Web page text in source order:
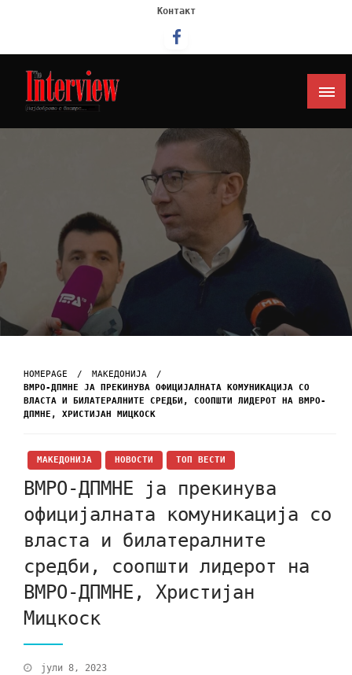
Контакт
Интервју
HOMEPAGE
МАКЕДОНИЈА
ВМРО-ДПМНЕ ЈА ПРЕКИНУВА ОФИЦИЈАЛНАТА КОМУНИКАЦИЈА СО
ВЛАСТА И БИЛАТЕРАЛНИТЕ СРЕДБИ, СООПШТИ ЛИДЕРОТ НА ВМРО-
ДПМНЕ, ХРИСТИЈАН МИЦКОСК
МАКЕДОНИЈА НОВОСТИ ТОП ВЕСТИ
ВМРО-ДПМНЕ ја прекинува
официјалната комуникација со
власта и билатералните
средби, соопшти лидерот на
ВМРО-ДПМНЕ, Христијан
Мицкоск
јули 8, 2023